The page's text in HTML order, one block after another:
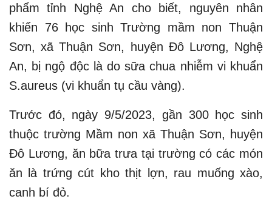
phẩm tỉnh Nghệ An cho biết, nguyên nhân
khiến 76 học sinh Trường mầm non Thuận
Sơn, xã Thuận Sơn, huyện Đô Lương, Nghệ
An, bị ngộ độc là do sữa chua nhiễm vi khuẩn
S.aureus (vi khuẩn tụ cầu vàng).
Trước đó, ngày 9/5/2023, gần 300 học sinh
thuộc trường Mầm non xã Thuận Sơn, huyện
Đô Lương, ăn bữa trưa tại trường có các món
ăn là trứng cút kho thịt lợn, rau muống xào,
canh bí đỏ.